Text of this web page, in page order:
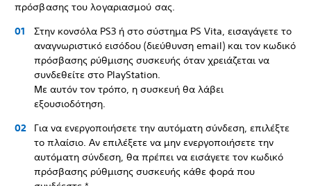
πρόσβασης του λογαριασμού σας.
Στην κονσόλα PS3 ή στο σύστημα PS Vita, εισαγάγετε το
αναγνωριστικό εισόδου (διεύθυνση email) και τον κωδικό
πρόσβασης ρύθμισης συσκευής όταν χρειάζεται να
συνδεθείτε στο PlayStation.
Με αυτόν τον τρόπο, η συσκευή θα λάβει
εξουσιοδότηση.
Για να ενεργοποιήσετε την αυτόματη σύνδεση, επιλέξτε
το πλαίσιο. Αν επιλέξετε να μην ενεργοποιήσετε την
αυτόματη σύνδεση, θα πρέπει να εισάγετε τον κωδικό
πρόσβασης ρύθμισης συσκευής κάθε φορά που